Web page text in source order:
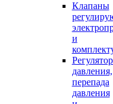
Клапаны
и
давления,
перепада
давления